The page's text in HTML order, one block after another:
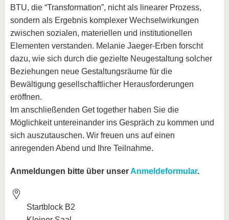
BTU, die “Transformation”, nicht als linearer Prozess,
sondern als Ergebnis komplexer Wechselwirkungen
zwischen sozialen, materiellen und institutionellen
Elementen verstanden. Melanie Jaeger-Erben forscht
dazu, wie sich durch die gezielte Neugestaltung solcher
Beziehungen neue Gestaltungsräume für die
Bewältigung gesellschaftlicher Herausforderungen
eröffnen.
Im anschließenden Get together haben Sie die
Möglichkeit untereinander ins Gespräch zu kommen und
sich auszutauschen. Wir freuen uns auf einen
anregenden Abend und Ihre Teilnahme.
Anmeldungen bitte über unserAnmeldeformular.
Startblock B2